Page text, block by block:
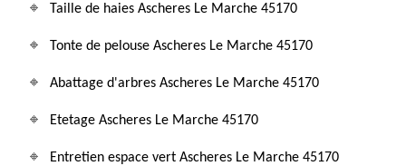
Taille de haies Ascheres Le Marche 45170
Tonte de pelouse Ascheres Le Marche 45170
Abattage d'arbres Ascheres Le Marche 45170
Etetage Ascheres Le Marche 45170
Entretien espace vert Ascheres Le Marche 45170